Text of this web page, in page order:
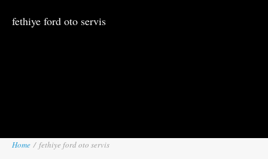
fethiye ford oto servis
Home / fethiye ford oto servis